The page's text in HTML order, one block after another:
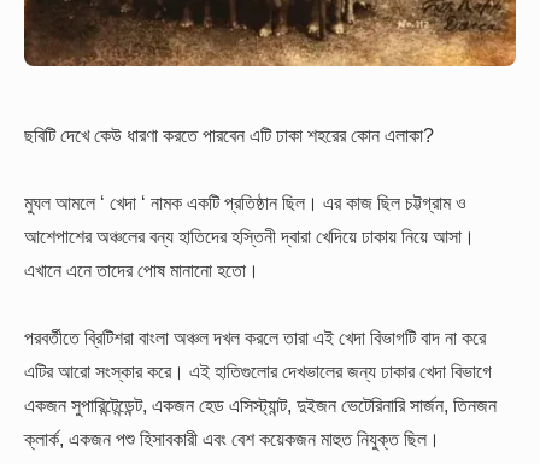
ছবিটি দেখে কেউ ধারণা করতে পারবেন এটি ঢাকা শহরের কোন এলাকা?
মুঘল আমলে ‘ খেদা ‘ নামক একটি প্রতিষ্ঠান ছিল। এর কাজ ছিল চট্টগ্রাম ও
আশেপাশের অঞ্চলের বন্য হাতিদের হস্তিনী দ্বারা খেদিয়ে ঢাকায় নিয়ে আসা।
এখানে এনে তাদের পোষ মানানো হতো।
পরবর্তীতে ব্রিটিশরা বাংলা অঞ্চল দখল করলে তারা এই খেদা বিভাগটি বাদ না করে
এটির আরো সংস্কার করে। এই হাতিগুলোর দেখভালের জন্য ঢাকার খেদা বিভাগে
একজন সুপারিন্টেন্ডেন্ট, একজন হেড এসিস্ট্যান্ট, দুইজন ভেটেরিনারি সার্জন, তিনজন
ক্লার্ক, একজন পশু হিসাবকারী এবং বেশ কয়েকজন মাহুত নিযুক্ত ছিল।